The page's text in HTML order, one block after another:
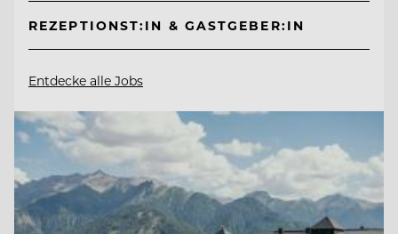
REZEPTIONST:IN & GASTGEBER:IN
Entdecke alle Jobs